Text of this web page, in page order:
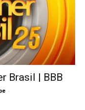
Brasil | BBB
-